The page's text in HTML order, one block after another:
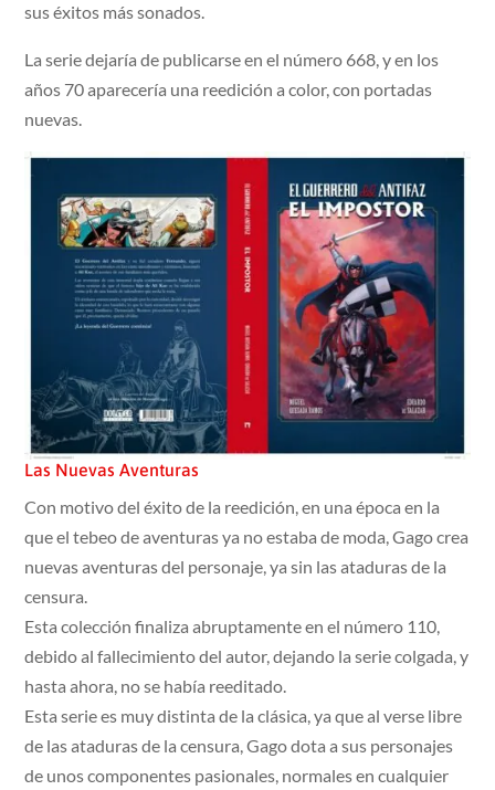
sus éxitos más sonados.
La serie dejaría de publicarse en el número 668, y en los
años 70 aparecería una reedición a color, con portadas
nuevas.
Las Nuevas Aventuras
Con motivo del éxito de la reedición, en una época en la
que el tebeo de aventuras ya no estaba de moda, Gago crea
nuevas aventuras del personaje, ya sin las ataduras de la
censura.
Esta colección finaliza abruptamente en el número 110,
debido al fallecimiento del autor, dejando la serie colgada, y
hasta ahora, no se había reeditado.
Esta serie es muy distinta de la clásica, ya que al verse libre
de las ataduras de la censura, Gago dota a sus personajes
de unos componentes pasionales, normales en cualquier